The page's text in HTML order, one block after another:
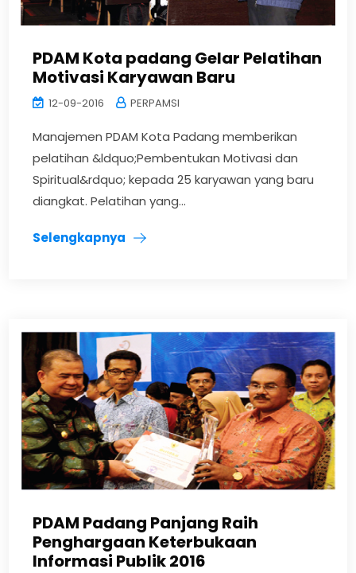
PDAM Kota padang Gelar Pelatihan
Motivasi Karyawan Baru
12-09-2016 PERPAMSI
Manajemen PDAM Kota Padang memberikan
pelatihan &ldquo;Pembentukan Motivasi dan
Spiritual&rdquo; kepada 25 karyawan yang baru
diangkat. Pelatihan yang...
Selengkapnya
PDAM Padang Panjang Raih
Penghargaan Keterbukaan
Informasi Publik 2016